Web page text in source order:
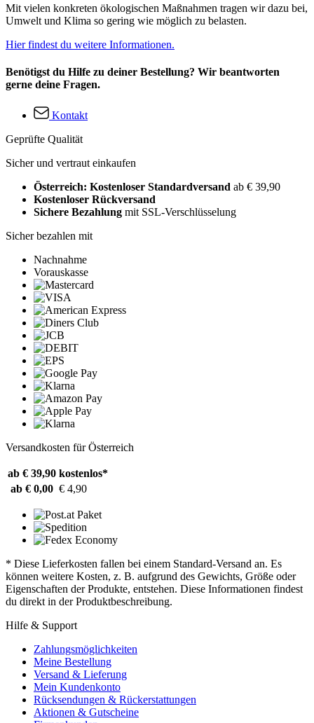
Mit vielen konkreten ökologischen Maßnahmen tragen wir dazu bei,
Umwelt und Klima so gering wie möglich zu belasten.
Hier findest du weitere Informationen.
Benötigst du Hilfe zu deiner Bestellung? Wir beantworten
gerne deine Fragen.
Kontakt
Geprüfte Qualität
Sicher und vertraut einkaufen
Österreich: Kostenloser Standardversand ab € 39,90
Kostenloser Rückversand
Sichere Bezahlung mit SSL-Verschlüsselung
Sicher bezahlen mit
Nachnahme
Vorauskasse
Versandkosten für Österreich
ab € 39,90 kostenlos*
ab € 0,00 € 4,90
* Diese Lieferkosten fallen bei einem Standard-Versand an. Es
können weitere Kosten, z. B. aufgrund des Gewichts, Größe oder
Eigenschaften der Produkte, entstehen. Diese Informationen findest
du direkt in der Produktbeschreibung.
Hilfe & Support
Zahlungsmöglichkeiten
Meine Bestellung
Versand & Lieferung
Mein Kundenkonto
Rücksendungen & Rückerstattungen
Aktionen & Gutscheine